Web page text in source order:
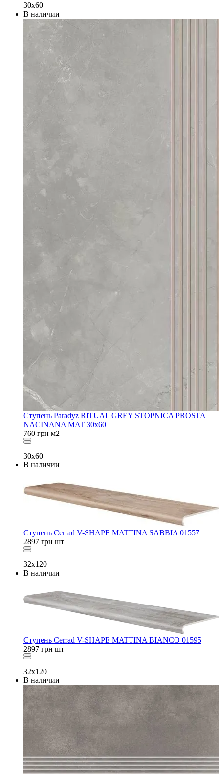
30x60
В наличии
Ступень Paradyz RITUAL GREY STOPNICA PROSTA
NACINANA MAT 30x60
760 грн м2
30x60
В наличии
Ступень Cerrad V-SHAPE MATTINA SABBIA 01557
2897 грн шт
32x120
В наличии
Ступень Cerrad V-SHAPE MATTINA BIANCO 01595
2897 грн шт
32x120
В наличии